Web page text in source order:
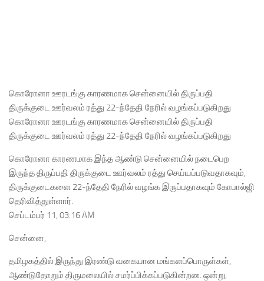
கொரோனா ஊரடங்கு காரணமாக சென்னையில் திருப்பதி
திருக்குடை ஊர்வலம் ரத்து 22-ந்தேதி நேரில் வழங்கப்படுகிறது
கொரோனா ஊரடங்கு காரணமாக சென்னையில் திருப்பதி
திருக்குடை ஊர்வலம் ரத்து 22-ந்தேதி நேரில் வழங்கப்படுகிறது
கொரோனா காரணமாக இந்த ஆண்டு சென்னையில் நடைபெற
இருந்த திருப்பதி திருக்குடை ஊர்வலம் ரத்து செய்யப்படுவதாகவும்,
திருக்குடைகளை 22-ந்தேதி நேரில் வழங்க இருப்பதாகவும் கோபால்ஜி
தெரிவித்துள்ளார்.
செப்டம்பர் 11, 03:16 AM
சென்னை,
தமிழகத்தில் இருந்து இரண்டு வகையான மங்களப்பொருள்கள்,
ஆண்டுதோறும் திருமலையில் சமர்ப்பிக்கப்படுகின்றன. ஒன்று,